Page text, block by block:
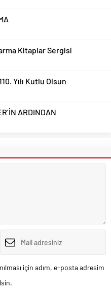
Kitaplar Sergisi
Yılı Kutlu Olsun
ARDINDAN
için adım, e-posta adresim